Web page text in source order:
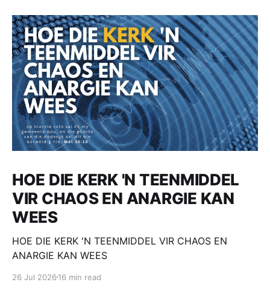
HOE DIE KERK 'N TEENMIDDEL
VIR CHAOS EN ANARGIE KAN
WEES
HOE DIE KERK 'N TEENMIDDEL VIR CHAOS EN
ANARGIE KAN WEES
26 Jul 2026 16 min read